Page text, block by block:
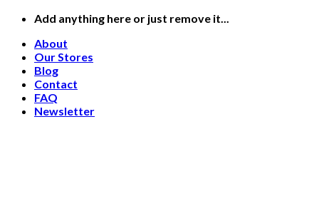
Skip
content
Add anything here or just remove it...
About
Our Stores
Blog
Contact
FAQ
Newsletter